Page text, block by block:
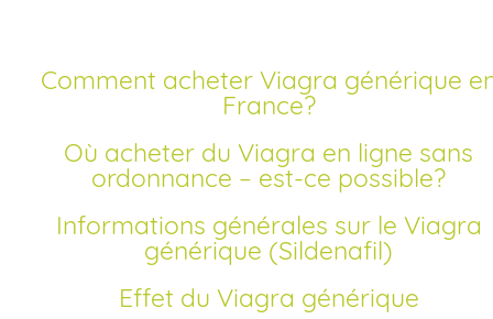
Comment acheter Viagra générique en
France?
Où acheter du Viagra en ligne sans
ordonnance – est-ce possible?
Informations générales sur le Viagra
générique (Sildenafil)
Effet du Viagra générique